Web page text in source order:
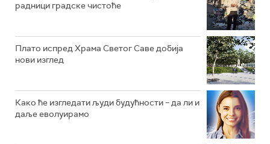
радници градске чистоће
Плато испред Храма Светог Саве добија
нови изглед
Како ће изгледати људи будућности – да ли и
даље еволуирамо